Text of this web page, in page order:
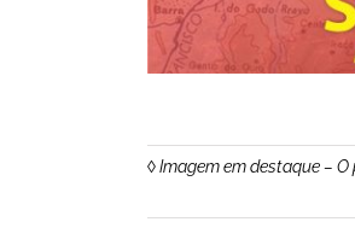
◊ Imagem em destaque –